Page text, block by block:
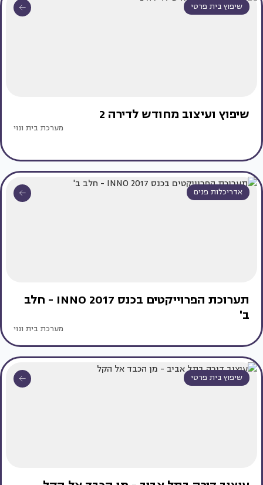
שיפוץ בית פרטי
שיפוץ ועיצוב מחודש לדירה 2
מערכת בית ונוי
אדריכלות פנים
תערוכת הפרוייקטים בכנס INNO 2017 - חלב
ב'
מערכת בית ונוי
שיפוץ בית פרטי